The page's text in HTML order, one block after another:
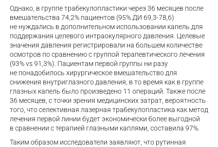
Однако, в группе трабекулопластики через 36 месяцев после
вмешательства 74,2% пациентов (95% ДИ 69,3-78,6)
не нуждались в дополнительном использовании капель для
поддержания целевого интраокулярного давления. Целевые
значения давления регистрировали на большем количестве
осмотров по сравнению с группой терапевтического лечения
(93% vs 91,3%). Пациентам первой группы ни разу
не понадобилось хирургическое вмешательство для
снижения внутриглазного давления, в то время как в группе
глазных капель было произведено 11 операций. Также после
36 месяцев, с точки зрения медицинских затрат, вероятность
того, что селективная лазерная трабекулопластика как метод
лечения первой линии будет экономически более выгодной
в сравнении с терапией глазными каплями, составила 97%.
Таким образом исследователи заявляют, что рутинная